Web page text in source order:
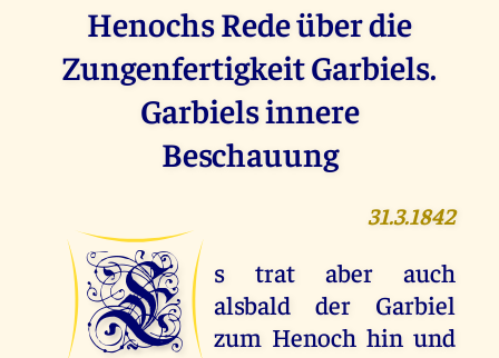
Henochs Rede über die
Zungenfertigkeit Garbiels.
Garbiels innere
Beschauung
31.3.1842
E
s trat aber auch
alsbald der Garbiel
zum Henoch hin und